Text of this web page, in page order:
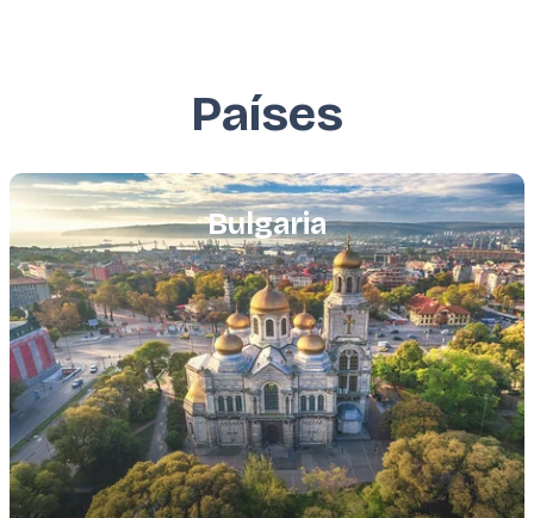
Países
Bulgaria
Featured
image